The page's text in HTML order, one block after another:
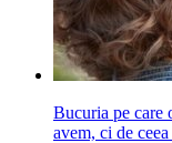
Bucuria pe care
avem, ci de